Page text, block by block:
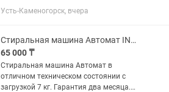
машинок высылайте нам . Сами
Усть-Каменогорск, вчера
Стиральная машина Автомат INDESITINNEX на 7 кг. Гарантия. Доставка. .
65 000 ₸
Стиральная машина Автомат в
отличном техническом состоянии с
загрузкой 7 кг. Гарантия два месяца.